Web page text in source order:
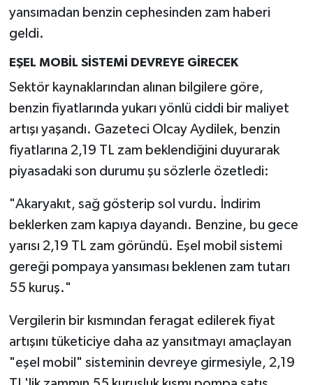
yansımadan benzin cephesinden zam haberi
geldi.
EŞEL MOBİL SİSTEMİ DEVREYE GİRECEK
Sektör kaynaklarından alınan bilgilere göre,
benzin fiyatlarında yukarı yönlü ciddi bir maliyet
artışı yaşandı. Gazeteci Olcay Aydilek, benzin
fiyatlarına 2,19 TL zam beklendiğini duyurarak
piyasadaki son durumu şu sözlerle özetledi:
"Akaryakıt, sağ gösterip sol vurdu. İndirim
beklerken zam kapıya dayandı. Benzine, bu gece
yarısı 2,19 TL zam göründü. Eşel mobil sistemi
gereği pompaya yansıması beklenen zam tutarı
55 kuruş."
Vergilerin bir kısmından feragat edilerek fiyat
artışını tüketiciye daha az yansıtmayı amaçlayan
"eşel mobil" sisteminin devreye girmesiyle, 2,19